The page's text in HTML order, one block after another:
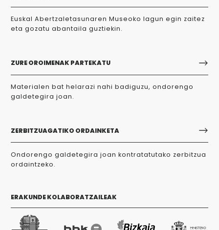
Euskal Abertzaletasunaren Museoko lagun egin zaitez
eta gozatu abantaila guztiekin.
ZURE OROIMENAK PARTEKATU
Materialen bat helarazi nahi badiguzu, ondorengo
galdetegira joan.
ZERBITZUAGATIKO ORDAINKETA
Ondorengo galdetegira joan kontratatutako zerbitzua
ordaintzeko.
ERAKUNDE KOLABORATZAILEAK